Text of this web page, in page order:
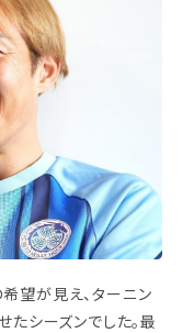
望が見え、ターニン
たシーズンでした。最